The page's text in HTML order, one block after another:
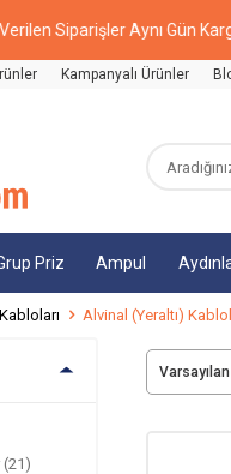
Aynı Gün Kargoda!
Kampanyalı Ürünler
Priz Ampul
Alvinal (Yeraltı)
(21)